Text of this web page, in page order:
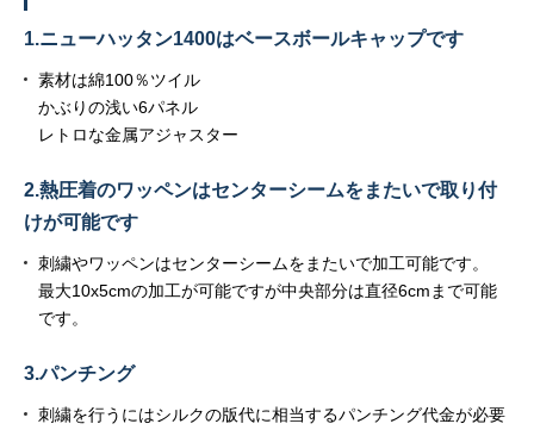
1.ニューハッタン1400はベースボールキャップです
素材は綿100％ツイル
かぶりの浅い6パネル
レトロな金属アジャスター
2.熱圧着のワッペンはセンターシームをまたいで取り付
けが可能です
刺繍やワッペンはセンターシームをまたいで加工可能です。
最大10x5cmの加工が可能ですが中央部分は直径6cmまで可能
です。
3.パンチング
刺繍を行うにはシルクの版代に相当するパンチング代金が必要